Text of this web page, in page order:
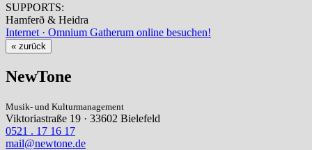
SUPPORTS:
Hamferð & Heidra
Internet · Omnium Gatherum online besuchen!
« zurück
NewTone
Musik- und Kulturmanagement
Viktoriastraße 19 · 33602 Bielefeld
0521 . 17 16 17
mail@newtone.de